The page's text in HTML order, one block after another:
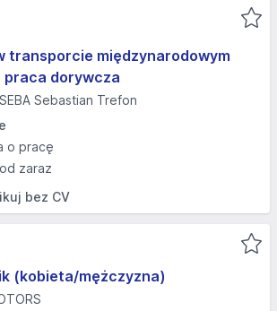
transporcie międzynarodowym
praca dorywcza
Sebastian Trefon
o pracę
zaraz
bez CV
(kobieta/mężczyzna)